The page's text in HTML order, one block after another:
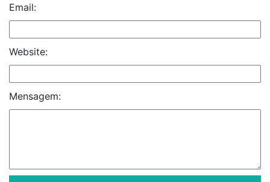
Email:
Website:
Mensagem: